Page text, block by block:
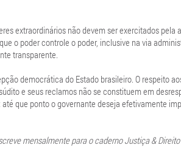
extraordinários não devem ser exercitados pela
o poder controle o poder, inclusive na via
transparente.
democrática do Estado brasileiro. O respeito
e seus reclamos não se constituem em
que ponto o governante deseja efetivamente
mensalmente para o caderno Justiça &